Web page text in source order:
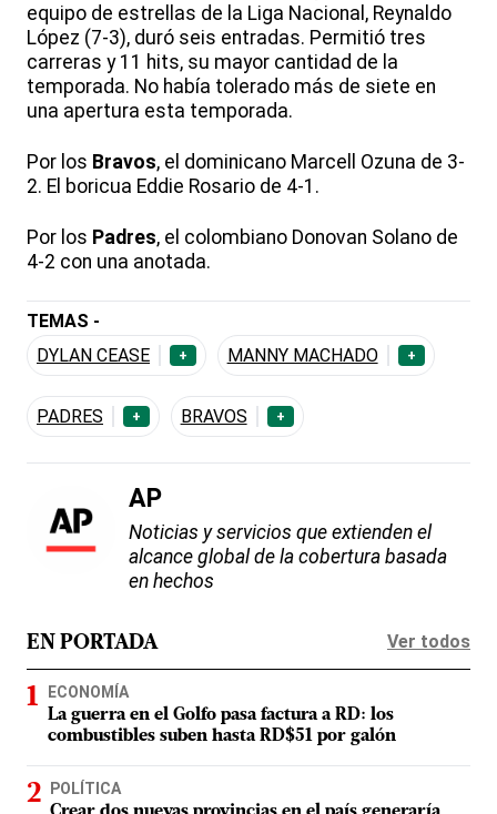
equipo de estrellas de la Liga Nacional, Reynaldo
López (7-3), duró seis entradas. Permitió tres
carreras y 11 hits, su mayor cantidad de la
temporada. No había tolerado más de siete en
una apertura esta temporada.
Por los Bravos, el dominicano Marcell Ozuna de 3-
2. El boricua Eddie Rosario de 4-1.
Por los Padres, el colombiano Donovan Solano de
4-2 con una anotada.
TEMAS -
DYLAN CEASE
+ MANNY MACHADO +
PADRES + BRAVOS +
AP
Noticias y servicios que extienden el
alcance global de la cobertura basada
en hechos
EN PORTADA Ver todos
ECONOMÍA
La guerra en el Golfo pasa factura a RD: los
combustibles suben hasta RD$51 por galón
POLÍTICA